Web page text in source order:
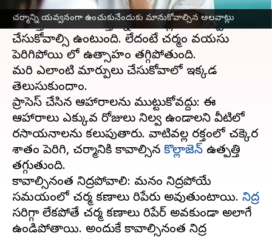
చర్మాన్ని యవ్వనంగా ఉంచుకునేందుకు మానుకోవాల్సిన అలవాట్లు
మీ నిజమైన వయసు కన్నా మీచర్మంవయసు ఎక్కువగా
కనిపిస్తుంటే మీరు పాటిస్తున్న అలవాట్లలో మార్పులు
చేసుకోవాల్సి ఉంటుంది. లేదంటే చర్మం వయసు
పెరిగిపోయి మీలో ఉత్సాహం తగ్గిపోతుంది.
మరి ఎలాంటి మార్పులు చేసుకోవాలో ఇక్కడ
తెలుసుకుందాం.
ప్రాసెస్ చేసిన ఆహారాలను ముట్టుకోవద్దు: ఈ
ఆహారాలు ఎక్కువ రోజులు నిల్వ ఉండాలని వీటిలో
రసాయనాలను కలుపుతారు. వాటివల్ల రక్తంలో చక్కెర
శాతం పెరిగి, చర్మానికి కావాల్సిన కొల్లాజెన్ ఉత్పత్తి
తగ్గుతుంది.
కావాల్సినంత నిద్రపోవాలి: మనం నిద్రపోయే
సమయంలో చర్మ కణాలు రిపేరు అవుతుంటాయి. నిద్ర
సరిగ్గా లేకపోతే చర్మ కణాలు రిపేర్ అవకుండా అలాగే
ఉండిపోతాయి. అందుకే కావాల్సినంత నిద్ర